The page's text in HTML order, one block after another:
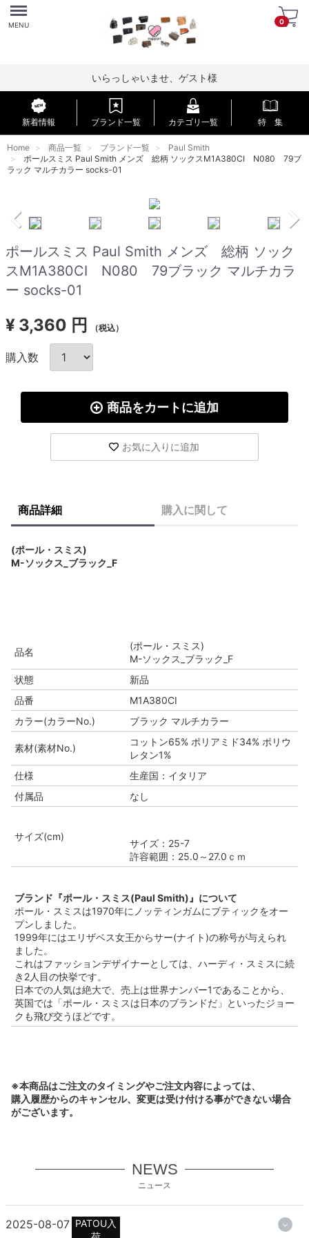
Menu
MENU 0
いらっしゃいませ、ゲスト様
新着情報 ブランド一覧 カテゴリ一覧 特 集
Home 商品一覧 ブランド一覧
Paul Smith
ポールスミス Paul Smith メンズ 総柄 ソックスM1A380CI N080 79ブ
ラック マルチカラー socks-01
ポールスミス Paul Smith メンズ 総柄 ソック
スM1A380CI N080 79ブラック マルチカラ
ー socks-01
¥ 3,360 円 （税込）
購入数
商品をカートに追加
お気に入りに追加
商品詳細 購入に関して
(ポール・スミス)
M-ソックス_ブラック_F
品名
(ポール・スミス)
M-ソックス_ブラック_F
状態
新品
品番
M1A380CI
カラー(カラーNo.)
ブラック マルチカラー
素材(素材No.)
コットン65% ポリアミド34% ポリウ
レタン1%
仕様
生産国：イタリア
付属品
なし
サイズ(cm)
サイズ：25-7
許容範囲：25.0～27.0ｃｍ
ブランド『ポール・スミス(Paul Smith)』について
ポール・スミスは1970年にノッティンガムにブティックをオー
プンしました。
1999年にはエリザベス女王からサー(ナイト)の称号が与えられ
ました。
これはファッションデザイナーとしては、ハーディ・スミスに続
き2人目の快挙です。
日本での人気は絶大で、売上は世界ナンバー1であることから、
英国では「ポール・スミスは日本のブランドだ」といったジョー
クも飛び交うほどです。
※本商品はご注文のタイミングやご注文内容によっては、
購入履歴からのキャンセル、変更は受け付ける事ができない場合
がございます。
NEWS
ニュース
2025-08-07 PATOU入